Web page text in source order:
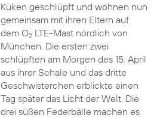
Küken geschlüpft und wohnen nun
gemeinsam mit ihren Eltern auf
dem O2LTE-Mast nördlich von
München. Die ersten zwei
schlüpften am Morgen des 15. April
aus ihrer Schale und das dritte
Geschwisterchen erblickte einen
Tag später das Licht der Welt. Die
drei süßen Federbälle machen es